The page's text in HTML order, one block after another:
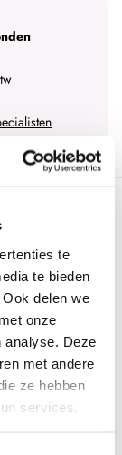
te
te bieden
delen we
onze
analyse. Deze
met andere
ze hebben
services.
te
Urban Nails
tips en
chrome-effect.